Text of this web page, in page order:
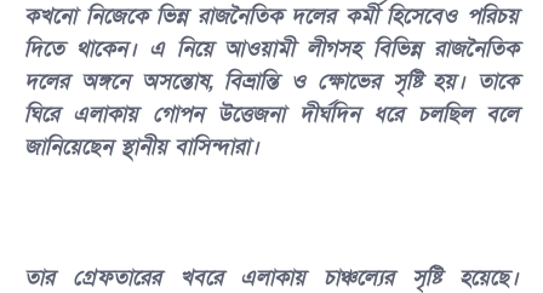
কখনো নিজেকে ভিন্ন রাজনৈতিক দলের কর্মী হিসেবেও পরিচয়
দিতে থাকেন। এ নিয়ে আওয়ামী লীগসহ বিভিন্ন রাজনৈতিক
দলের অঙ্গনে অসন্তোষ, বিভ্রান্তি ও ক্ষোভের সৃষ্টি হয়। তাকে
ঘিরে এলাকায় গোপন উত্তেজনা দীর্ঘদিন ধরে চলছিল বলে
জানিয়েছেন স্থানীয় বাসিন্দারা।
‎তার গ্রেফতারের খবরে এলাকায় চাঞ্চল্যের সৃষ্টি হয়েছে।